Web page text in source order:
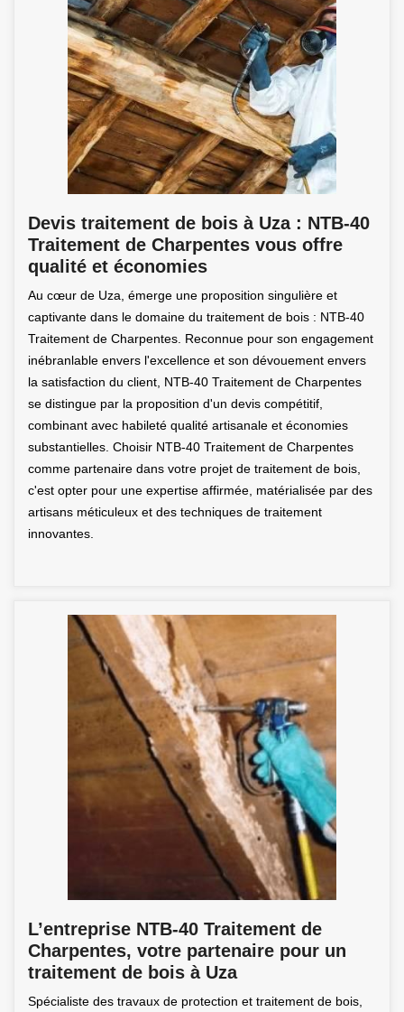
Devis traitement de bois à Uza : NTB-40
Traitement de Charpentes vous offre
qualité et économies
Au cœur de Uza, émerge une proposition singulière et
captivante dans le domaine du traitement de bois : NTB-40
Traitement de Charpentes. Reconnue pour son engagement
inébranlable envers l'excellence et son dévouement envers
la satisfaction du client, NTB-40 Traitement de Charpentes
se distingue par la proposition d'un devis compétitif,
combinant avec habileté qualité artisanale et économies
substantielles. Choisir NTB-40 Traitement de Charpentes
comme partenaire dans votre projet de traitement de bois,
c'est opter pour une expertise affirmée, matérialisée par des
artisans méticuleux et des techniques de traitement
innovantes.
L’entreprise NTB-40 Traitement de
Charpentes, votre partenaire pour un
traitement de bois à Uza
Spécialiste des travaux de protection et traitement de bois,